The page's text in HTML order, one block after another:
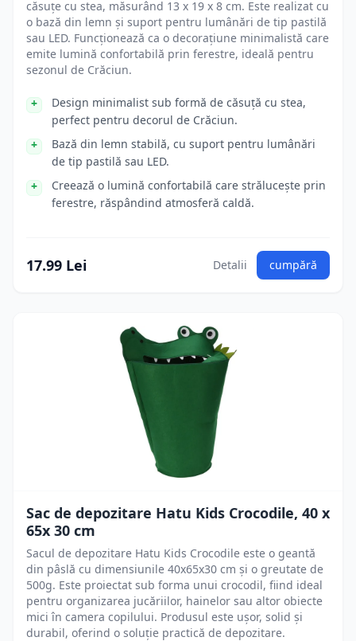
căsuțe cu stea, măsurând 13 x 19 x 8 cm. Este realizat cu
o bază din lemn și suport pentru lumânări de tip pastilă
sau LED. Funcționează ca o decorațiune minimalistă care
emite lumină confortabilă prin ferestre, ideală pentru
sezonul de Crăciun.
Design minimalist sub formă de căsuță cu stea,
perfect pentru decorul de Crăciun.
Bază din lemn stabilă, cu suport pentru lumânări
de tip pastilă sau LED.
Creează o lumină confortabilă care strălucește prin
ferestre, răspândind atmosferă caldă.
17.99 Lei Detalii cumpără
Sac de depozitare Hatu Kids Crocodile, 40 x
65x 30 cm
Sacul de depozitare Hatu Kids Crocodile este o geantă
din pâslă cu dimensiunile 40x65x30 cm și o greutate de
500g. Este proiectat sub forma unui crocodil, fiind ideal
pentru organizarea jucăriilor, hainelor sau altor obiecte
mici în camera copilului. Produsul este ușor, solid și
durabil, oferind o soluție practică de depozitare.